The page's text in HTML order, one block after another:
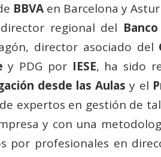
BBVAen Barcelona y
regional del
director asociado del
y PDG por IESE, ha sido
desde las Aulas y el
expertos en gestión de
y con una
por profesionales en